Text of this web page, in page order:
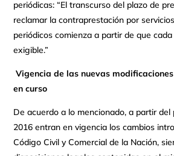
periódicas: “El transcurso del plazo de
reclamar la contraprestación por
periódicos comienza a partir de que
exigible.”
Vigencia de las nuevas
en curso
De acuerdo a lo mencionado, a partir del
2016 entran en vigencia los cambios
Código Civil y Comercial de la Nación,